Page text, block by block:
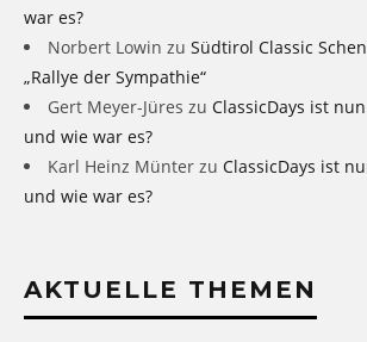
war es?
Norbert Lowin zu Südtirol Classic
„Rallye der Sympathie“
Gert Meyer-Jüres zu ClassicDays ist
und wie war es?
Karl Heinz Münter zu ClassicDays ist
und wie war es?
AKTUELLE THEMEN